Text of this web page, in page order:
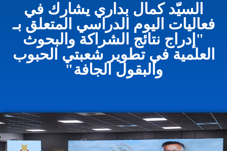
السيّد كمال بداري يشارك في
فعاليات اليوم الدراسي المتعلق بـ
"إدراج نتائج الشراكة والبحوث
العلمية في تطوير شعبتي الحبوب
والبقول الجافة"